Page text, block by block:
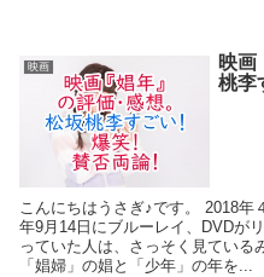
映画
映画
桃李
こんにちはうさぎ♪です。 2018年
年9月14日にブルーレイ、DVDが
っていた人は、さっそく見ている
「娼婦」の娼と「少年」の年を...